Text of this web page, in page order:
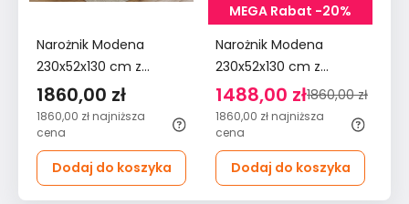
Narożnik Modena
230x52x130 cm z
funkcją spania i
pojemnikiem sztruks
beżowy do salonu
1860,00 zł
1860,00 zł najniższa
cena
Dodaj do koszyka
MEGA Rabat -20%
Narożnik Modena
230x52x130 cm z
funkcją spania i
pojemnikiem sztruks
szary do salonu
1488,00 zł1860,00 zł
1860,00 zł najniższa
cena
Dodaj do koszyka